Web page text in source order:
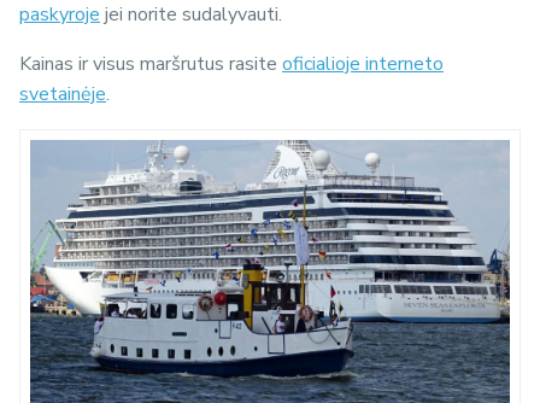
paskyroje jei norite sudalyvauti.
Kainas ir visus maršrutus rasite oficialioje interneto
svetainėje.